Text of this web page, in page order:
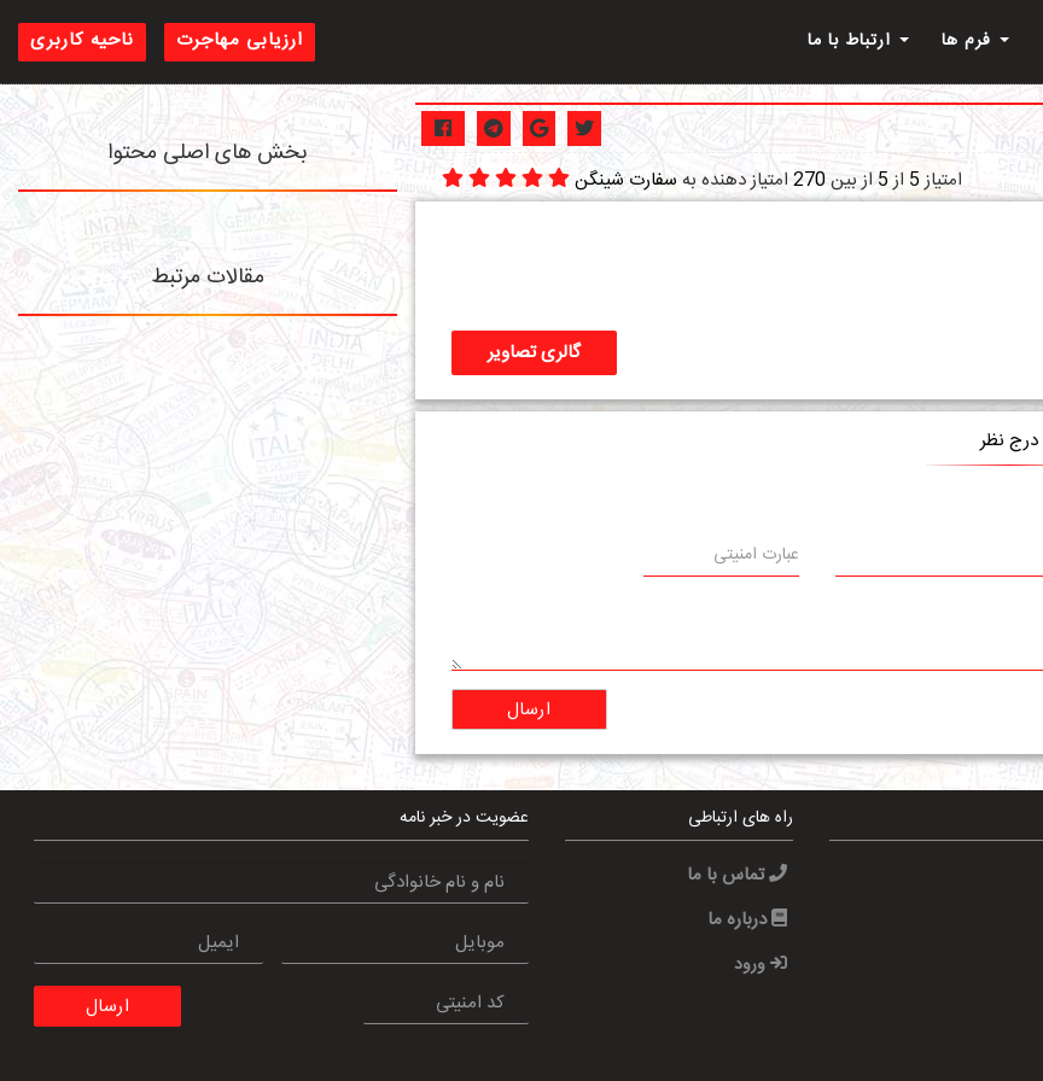
ناحیه کاربری ارزیابی مهاجرت
امتیاز5 از5از بین270 امتیاز دهنده به سفارت شینگن
گالری تصاویر
درج نظر
ارسال
بخش های اصلی محتوا
مقالات مرتبط
راه های ارتباطی
تماس با ما
درباره ما
ورود
عضویت در خبر نامه
ارسال